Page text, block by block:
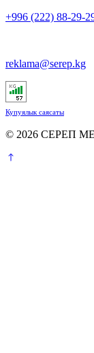
+996 (222) 88-29-
reklama@serep.kg
Купуялык саясаты
© 2026 СЕРЕП